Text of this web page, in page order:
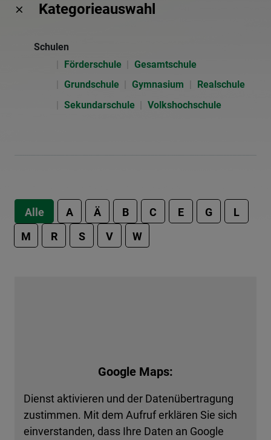
Kategorieauswahl
Schulen
Förderschule
Gesamtschule
Grundschule
Gymnasium
Realschule
Sekundarschule
Volkshochschule
Alle A Ä B C E G
L
M
R S V W
Google Maps:
Dienst aktivieren und der Datenübertragung
zustimmen. Mit dem Aufruf erklären Sie sich
einverstanden, dass Ihre Daten an Google